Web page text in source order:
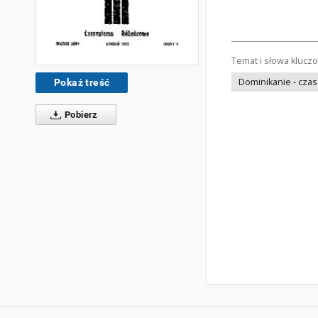
Pokaż treść
Pobierz
Temat i słowa
Dominikanie -